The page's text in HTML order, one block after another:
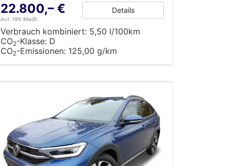
22.800,– €
incl. 19% MwSt.
Details
Verbrauch kombiniert: 5,50 l/100km
CO2-Klasse: D
CO2-Emissionen: 125,00 g/km